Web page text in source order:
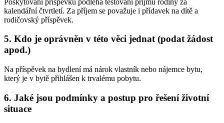
kalendářní čtvrtletí. Za příjem se považuje i přídavek na dítě a
rodičovský příspěvek.
5. Kdo je oprávněn v této věci jednat (podat žádost
apod.)
Na příspěvek na bydlení má nárok vlastník nebo nájemce bytu,
který je v bytě přihlášen k trvalému pobytu.
6. Jaké jsou podmínky a postup pro řešení životní
situace